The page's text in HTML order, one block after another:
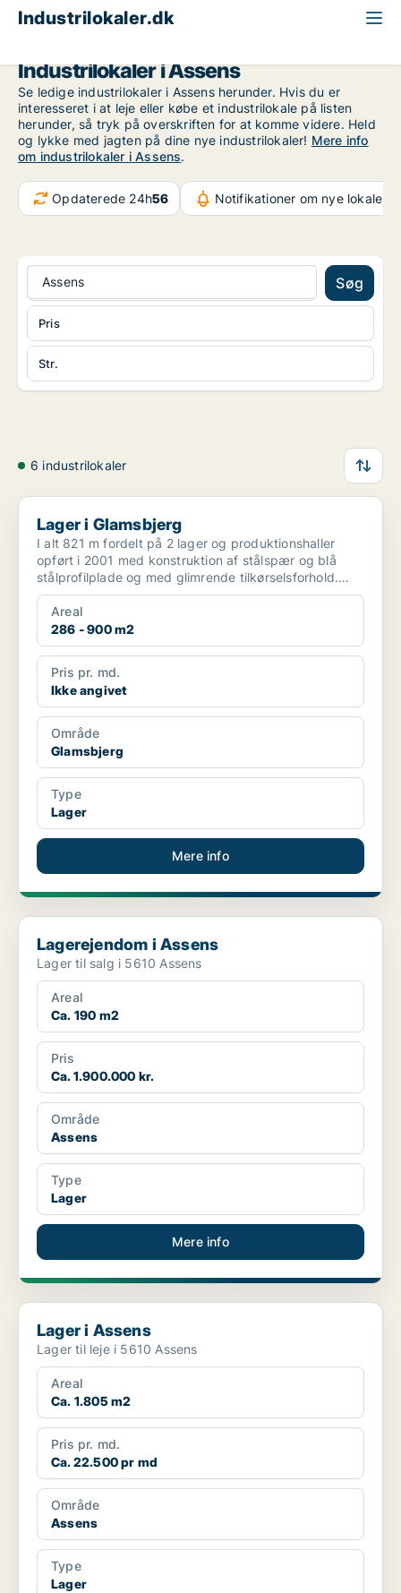
Industrilokaler.dk
Industrilokaler i Assens
Se ledige industrilokaler i Assens herunder. Hvis du er
interesseret i at leje eller købe et industrilokale på listen
herunder, så tryk på overskriften for at komme videre. Held
og lykke med jagten på dine nye industrilokaler! Mere info
om industrilokaler i Assens.
Opdaterede 24h56 Notifikationer om nye lokaler
Assens Søg
Str.
Pris
6 industrilokaler
Lager i Glamsbjerg
Lager i Glamsbjerg
I alt 821 m fordelt på 2 lager og produktionshaller
opført i 2001 med konstruktion af stålspær og blå
stålprofilplade og med glimrende tilkørselsforhold.
Hal...
Areal
286 - 900 m2
Pris pr. md.
Ikke angivet
Område
Glamsbjerg
Type
Lager
Mere info
Lagerejendom i Assens
Lagerejendom i Assens
Lager til salg i 5610 Assens
Areal
Ca. 190 m2
Pris
Ca. 1.900.000 kr.
Område
Assens
Type
Lager
Mere info
Lager i Assens
Lager i Assens
Lager til leje i 5610 Assens
Areal
Ca. 1.805 m2
Pris pr. md.
Ca. 22.500 pr md
Område
Assens
Type
Lager